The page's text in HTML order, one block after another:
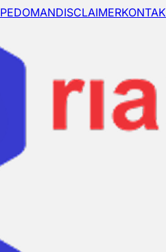
PEDOMANDISCLAIMERKONTAK